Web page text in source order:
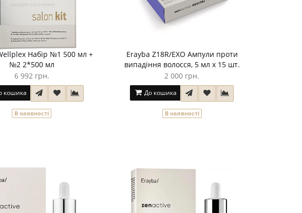
Набір №1 500 мл +
№2 2*500 мл
6 992 грн.
кошика
В наявності
Erayba Z18R/EXO Ампули проти
випадіння волосся, 5 мл х 15 шт.
2 000 грн.
До кошика
В наявності